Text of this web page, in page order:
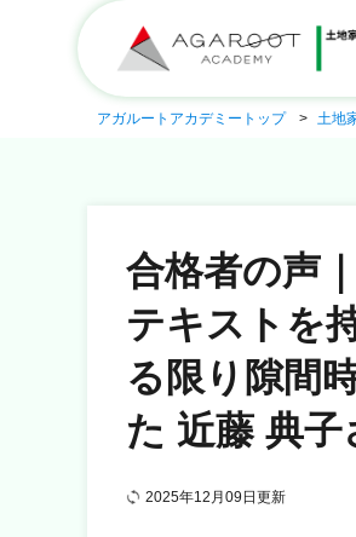
アガルートアカデミートップ 土地
合格者の声
テキストを
る限り隙間
た 近藤 典子
2025年12月09日更新